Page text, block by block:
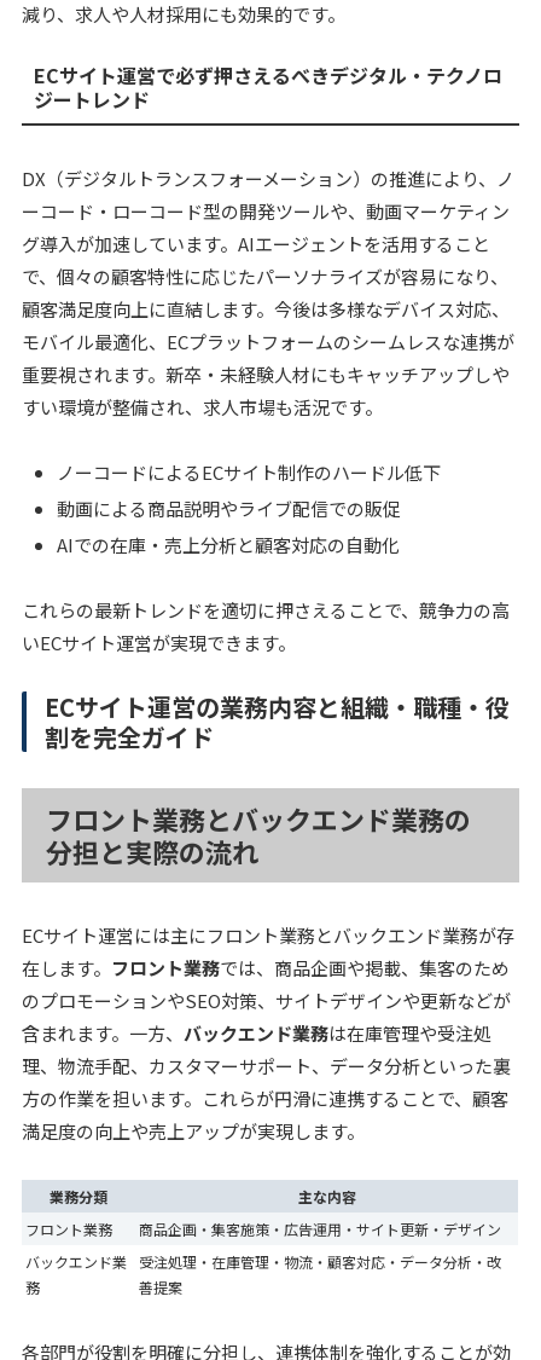
減り、求人や人材採用にも効果的です。
ECサイト運営で必ず押さえるべきデジタル・テクノロ
ジートレンド
DX（デジタルトランスフォーメーション）の推進により、ノ
ーコード・ローコード型の開発ツールや、動画マーケティン
グ導入が加速しています。AIエージェントを活用すること
で、個々の顧客特性に応じたパーソナライズが容易になり、
顧客満足度向上に直結します。今後は多様なデバイス対応、
モバイル最適化、ECプラットフォームのシームレスな連携が
重要視されます。新卒・未経験人材にもキャッチアップしや
すい環境が整備され、求人市場も活況です。
ノーコードによるECサイト制作のハードル低下
動画による商品説明やライブ配信での販促
AIでの在庫・売上分析と顧客対応の自動化
これらの最新トレンドを適切に押さえることで、競争力の高
いECサイト運営が実現できます。
ECサイト運営の業務内容と組織・職種・役
割を完全ガイド
フロント業務とバックエンド業務の
分担と実際の流れ
ECサイト運営には主にフロント業務とバックエンド業務が存
在します。 フロント業務では、商品企画や掲載、集客のため
のプロモーションやSEO対策、サイトデザインや更新などが
含まれます。一方、 バックエンド業務は在庫管理や受注処
理、物流手配、カスタマーサポート、データ分析といった裏
方の作業を担います。これらが円滑に連携することで、顧客
満足度の向上や売上アップが実現します。
業務分類
主な内容
フロント業務
商品企画・集客施策・広告運用・サイト更新・デザイン
バックエンド業
務
受注処理・在庫管理・物流・顧客対応・データ分析・改
善提案
各部門が役割を明確に分担し、連携体制を強化することが効